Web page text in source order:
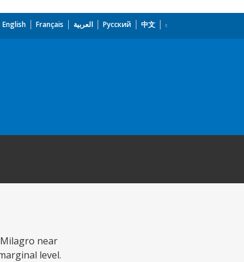
English Français العربية Русский 中文
near
level.